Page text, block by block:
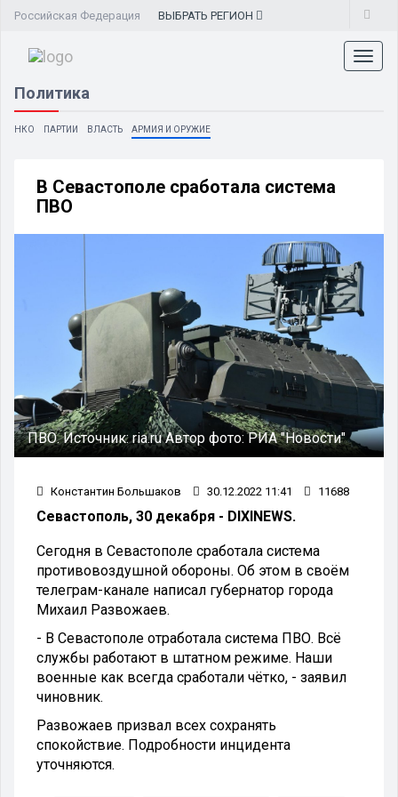
Российская Федерация ВЫБРАТЬ РЕГИОН
Политика
НКО ПАРТИИ ВЛАСТЬ АРМИЯ И ОРУЖИЕ
В Севастополе сработала система
ПВО
ПВО.Источник:ria.ruАвтор фото:РИА "Новости"
Константин Большаков 30.12.2022 11:41 11688
Севастополь, 30 декабря - DIXINEWS.
Сегодня в Севастополе сработала система
противовоздушной обороны. Об этом в своём
телеграм-канале написал губернатор города
Михаил Развожаев.
- В Севастополе отработала система ПВО. Всё
службы работают в штатном режиме. Наши
военные как всегда сработали чётко, - заявил
чиновник.
Развожаев призвал всех сохранять
спокойствие. Подробности инцидента
уточняются.